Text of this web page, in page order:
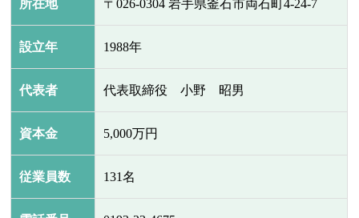
所在地 〒026-0304 岩手県釜石市両石町4-24-7
設立年 1988年
代表者 代表取締役 小野 昭男
資本金 5,000万円
従業員数 131名